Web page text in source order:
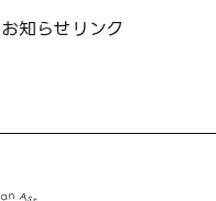
お知らせ リンク